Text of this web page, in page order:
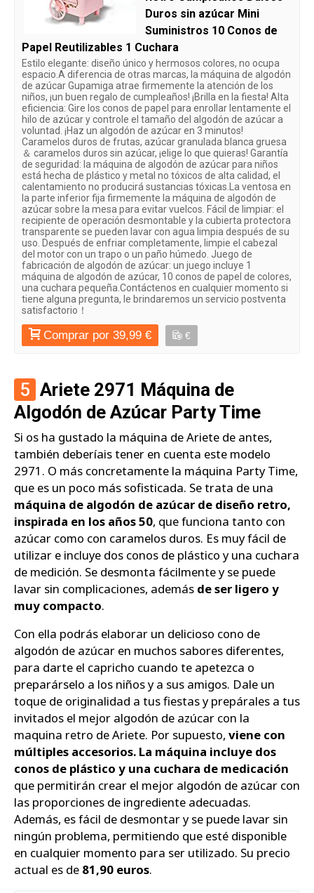
Duros sin azúcar Mini
Suministros 10 Conos de
Papel Reutilizables 1 Cuchara
Estilo elegante: diseño único y hermosos colores, no ocupa
espacio.A diferencia de otras marcas, la máquina de algodón
de azúcar Gupamiga atrae firmemente la atención de los
niños, ¡un buen regalo de cumpleaños! ¡Brilla en la fiesta! Alta
eficiencia: Gire los conos de papel para enrollar lentamente el
hilo de azúcar y controle el tamaño del algodón de azúcar a
voluntad. ¡Haz un algodón de azúcar en 3 minutos!
Caramelos duros de frutas, azúcar granulada blanca gruesa
＆ caramelos duros sin azúcar, ¡elige lo que quieras! Garantía
de seguridad: la máquina de algodón de azúcar para niños
está hecha de plástico y metal no tóxicos de alta calidad, el
calentamiento no producirá sustancias tóxicas.La ventosa en
la parte inferior fija firmemente la máquina de algodón de
azúcar sobre la mesa para evitar vuelcos. Fácil de limpiar: el
recipiente de operación desmontable y la cubierta protectora
transparente se pueden lavar con agua limpia después de su
uso. Después de enfriar completamente, limpie el cabezal
del motor con un trapo o un paño húmedo. Juego de
fabricación de algodón de azúcar: un juego incluye 1
máquina de algodón de azúcar, 10 conos de papel de colores,
una cuchara pequeña.Contáctenos en cualquier momento si
tiene alguna pregunta, le brindaremos un servicio postventa
satisfactorio！
Comprar por 39,99 € €
5 Ariete 2971 Máquina de
Algodón de Azúcar Party Time
Si os ha gustado la máquina de Ariete de antes,
también deberíais tener en cuenta este modelo
2971. O más concretamente la máquina Party Time,
que es un poco más sofisticada. Se trata de una
máquina de algodón de azúcar de diseño retro,
inspirada en los años 50, que funciona tanto con
azúcar como con caramelos duros. Es muy fácil de
utilizar e incluye dos conos de plástico y una cuchara
de medición. Se desmonta fácilmente y se puede
lavar sin complicaciones, además de ser ligero y
muy compacto.
Con ella podrás elaborar un delicioso cono de
algodón de azúcar en muchos sabores diferentes,
para darte el capricho cuando te apetezca o
preparárselo a los niños y a sus amigos. Dale un
toque de originalidad a tus fiestas y prepárales a tus
invitados el mejor algodón de azúcar con la
maquina retro de Ariete. Por supuesto, viene con
múltiples accesorios. La máquina incluye dos
conos de plástico y una cuchara de medicación
que permitirán crear el mejor algodón de azúcar con
las proporciones de ingrediente adecuadas.
Además, es fácil de desmontar y se puede lavar sin
ningún problema, permitiendo que esté disponible
en cualquier momento para ser utilizado. Su precio
actual es de 81,90 euros.